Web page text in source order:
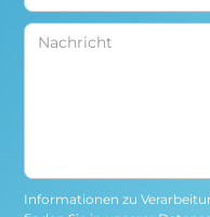
Informationen zu